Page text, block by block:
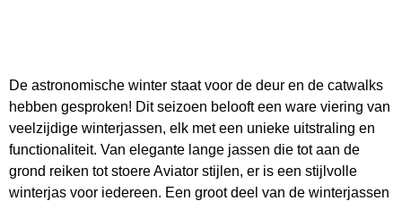
De astronomische winter staat voor de deur en de catwalks
hebben gesproken! Dit seizoen belooft een ware viering van
veelzijdige winterjassen, elk met een unieke uitstraling en
functionaliteit. Van elegante lange jassen die tot aan de
grond reiken tot stoere Aviator stijlen, er is een stijlvolle
winterjas voor iedereen. Een groot deel van de winterjassen